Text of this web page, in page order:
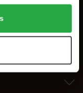
accepterar du
kan anpassa
som helst återkalla